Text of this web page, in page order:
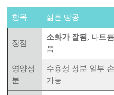
항목 삶은 땅콩
장점
소화가 잘됨 , 나트
음
영양성
분
수용성 성분 일부
가능